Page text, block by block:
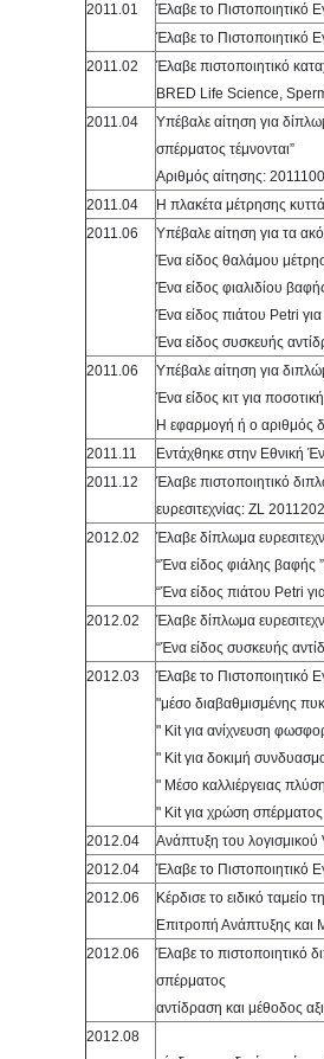
2011.01
Έλαβε το Πιστοποιητικό
Έλαβε το Πιστοποιητικό
2011.02
Έλαβε πιστοποιητικό
BRED Life Science,
2011.04
Υπέβαλε αίτηση για
σπέρματος τέμνονται”
Αριθμός αίτησης:
2011.04
Η πλακέτα μέτρησης
2011.06
Υπέβαλε αίτηση για τα
Ένα είδος θαλάμου
Ένα είδος φιαλιδίου
Ένα είδος πιάτου Petri
Ένα είδος συσκευής
2011.06
Υπέβαλε αίτηση για
Ένα είδος κιτ για
Η εφαρμογή ή ο αριθμός
2011.11
Εντάχθηκε στην Εθνική
2011.12
Έλαβε πιστοποιητικό
ευρεσιτεχνίας: ZL
2012.02
Έλαβε δίπλωμα
“Ένα είδος φιάλης βαφής
“Ένα είδος πιάτου Petri
2012.02
Έλαβε δίπλωμα
“Ένα είδος συσκευής
2012.03
Έλαβε το Πιστοποιητικό
"μέσο διαβαθμισμένης
" Kit για ανίχνευση
" Kit για δοκιμή
" Μέσο καλλιέργειας
" Kit για χρώση
2012.04
Ανάπτυξη του
2012.04
Έλαβε το Πιστοποιητικό
2012.06
Κέρδισε το ειδικό
Επιτροπή Ανάπτυξης
2012.06
Έλαβε το πιστοποιητικό
σπέρματος
αντίδραση και μέθοδος
2012.08